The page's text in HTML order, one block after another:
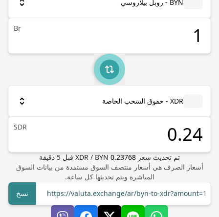
BYN - روبل بيلاروسي
Br
XDR - حقوق السحب الخاصة
SDR
تم تحديث سعر XDR / BYN 0.23768 قبل 5 دقيقة
أسعار الصرف هي أسعار منتصف السوق مستمدة من بيانات السوق
المباشرة ويتم تحديثها كل ساعة.
https://valuta.exchange/ar/byn-to-xdr?amount=1
نسخ